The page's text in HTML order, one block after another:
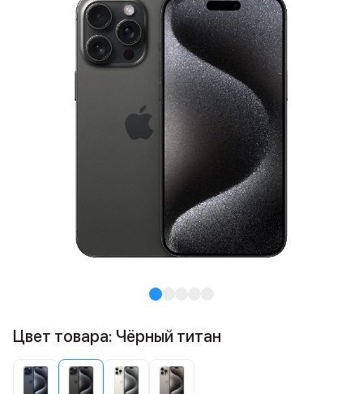
Цвет товара: Чёрный титан